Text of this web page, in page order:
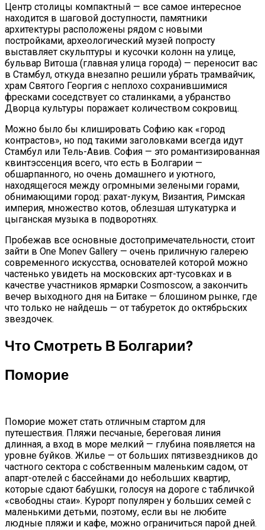
Центр столицы компактный — все самое интересное
находится в шаговой доступности, памятники
архитектуры расположены рядом с новыми
постройками, археологический музей попросту
выставляет скульптуры и кусочки колонн на улице,
бульвар Витоша (главная улица города) — переносит вас
в Стамбул, откуда внезапно решили убрать трамвайчик,
храм Святого Георгия с неплохо сохранившимися
фресками соседствует со сталинками, а убранство
Дворца культуры поражает количеством сокровищ.
Можно было бы клишировать Софию как «город
контрастов», но под такими заголовками всегда идут
Стамбул или Тель-Авив. София — это романтизированная
квинтэссенция всего, что есть в Болгарии —
обшарпанного, но очень домашнего и уютного,
находящегося между огромными зелеными горами,
обнимающими город: рахат-лукум, Византия, Римская
империя, множество котов, облезшая штукатурка и
цыганская музыка в подворотнях.
Пробежав все основные достопримечательности, стоит
зайти в One Monev Gallery — очень приличную галерею
современного искусства, основателей которой можно
частенько увидеть на московских арт-тусовках и в
качестве участников ярмарки Cosmoscow, а закончить
вечер выходного дня на Битаке — блошином рынке, где
что только не найдешь — от табуреток до октябрьских
звездочек.
Что Смотреть В Болгарии?
Поморие
Поморие может стать отличным стартом для
путешествия. Пляжи песчаные, береговая линия
длинная, а вход в море мелкий — глубина появляется на
уровне буйков. Жилье — от больших пятизвездников до
частного сектора с собственным маленьким садом, от
апарт-отелей с бассейнами до небольших квартир,
которые сдают бабушки, голосуя на дороге с табличкой
«свободны стаи». Курорт популярен у больших семей с
маленькими детьми, поэтому, если вы не любите
людные пляжи и кафе, можно ограничиться парой дней.